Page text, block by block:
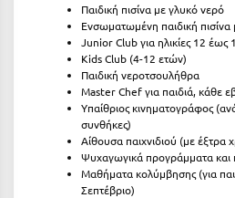
Πλύτρα Λακωνίας
Πόρτο Χέλι
Παιδική πισίνα με γλυκό νερό
Ενσωματωμένη παιδική
Junior Club για ηλικίες 12 έως
Kids Club (4-12 ετών)
Παιδική νεροτσουλήθρα
Master Chef για παιδιά, κάθε
Υπαίθριος κινηματογράφος
συνθήκες)
Αίθουσα παιχνιδιού (με έξτρα
Ψυχαγωγικά προγράμματα και
Μαθήματα κολύμβησης (για
Σεπτέβριο)